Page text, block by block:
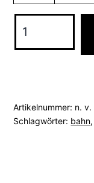
Unisex
Artikelnummer: n. v.
Schlagwörter: bahn,